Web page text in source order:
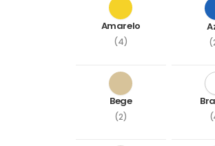
Amarelo
(4)
Bege
(2)